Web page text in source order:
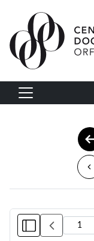
Vés al contingut
Navegació